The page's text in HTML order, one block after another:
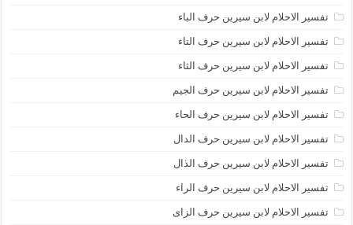
تفسير الاحلام لابن سيرين حرف الباء
تفسير الاحلام لابن سيرين حرف التاء
تفسير الاحلام لابن سيرين حرف الثاء
تفسير الاحلام لابن سيرين حرف الجيم
تفسير الاحلام لابن سيرين حرف الحاء
تفسير الاحلام لابن سيرين حرف الدال
تفسير الاحلام لابن سيرين حرف الذال
تفسير الاحلام لابن سيرين حرف الراء
تفسير الاحلام لابن سيرين حرف الزاى